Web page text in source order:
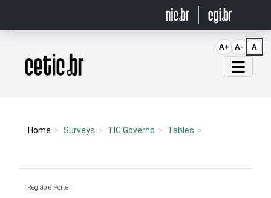
Página inicial
Home Surveys TIC Governo Tables
Região e Porte
A+ A- A